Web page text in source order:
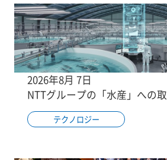
2026年8月 7日
NTTグループの「水産」への
テクノロジー